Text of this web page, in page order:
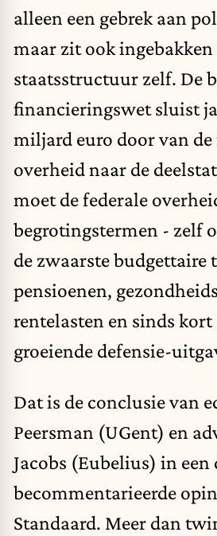
alleen een gebrek aan
maar zit ook ingebakken
staatsstructuur zelf. De
financieringswet sluist
miljard euro door van de
overheid naar de
moet de federale
begrotingstermen - zelf
de zwaarste budgettaire
pensioenen,
rentelasten en sinds kort
groeiende defensie-
Dat is de conclusie van
Peersman (UGent) en
Jacobs (Eubelius) in een
becommentarieerde
Standaard. Meer dan